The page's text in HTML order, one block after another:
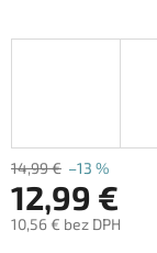
14,99 € –13 %
12,99 €
10,56 € bez DPH